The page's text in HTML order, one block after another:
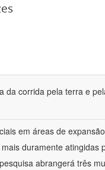
da corrida pela terra e
em áreas de
duramente atingidas
abrangerá três